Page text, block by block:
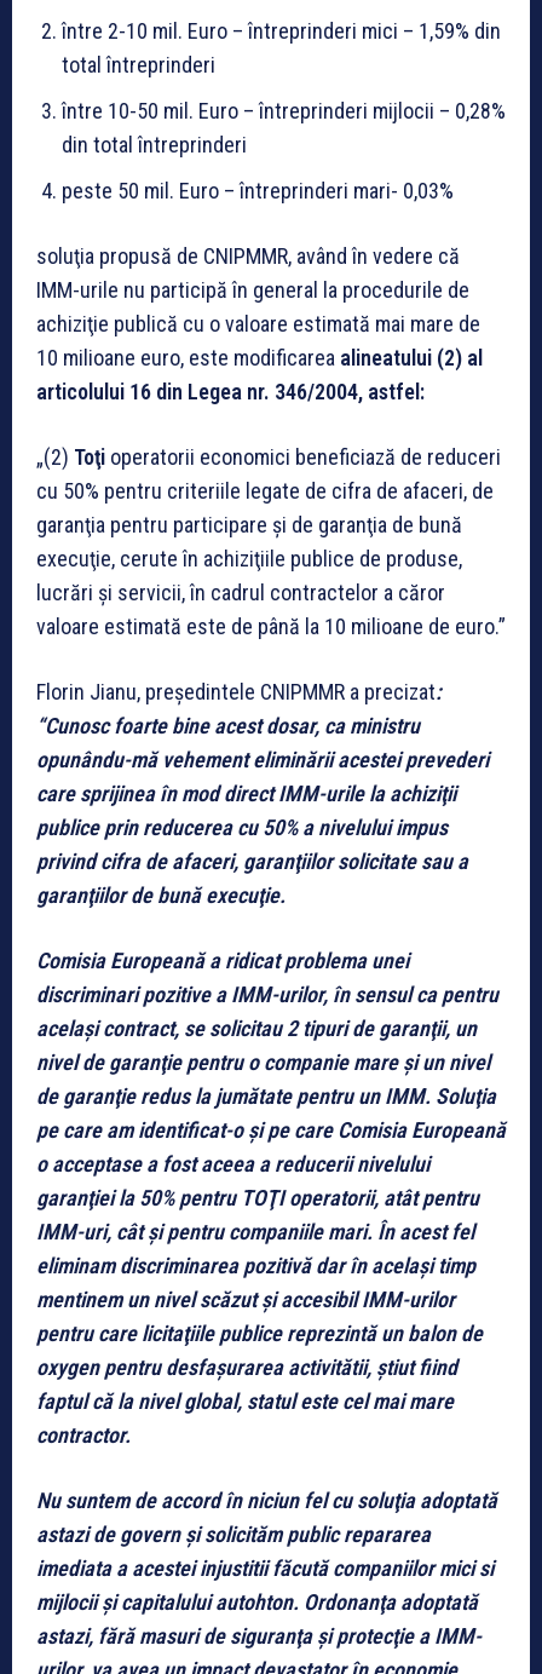
între 2-10 mil. Euro – întreprinderi mici – 1,59% din
total întreprinderi
între 10-50 mil. Euro – întreprinderi mijlocii – 0,28%
din total întreprinderi
peste 50 mil. Euro – întreprinderi mari- 0,03%
soluţia propusă de CNIPMMR, având în vedere că
IMM-urile nu participă în general la procedurile de
achiziţie publică cu o valoare estimată mai mare de
10 milioane euro, este modificarea a lineatului (2) al
articolului 16 din Legea nr. 346/2004, astfel:
„(2) Toţi operatorii economici beneficiază de reduceri
cu 50% pentru criteriile legate de cifra de afaceri, de
garanţia pentru participare şi de garanţia de bună
execuţie, cerute în achiziţiile publice de produse,
lucrări şi servicii, în cadrul contractelor a căror
valoare estimată este de până la 10 milioane de euro.”
Florin Jianu, preşedintele CNIPMMR a precizat:
“Cunosc foarte bine acest dosar, ca ministru
opunându-mă vehement eliminării acestei prevederi
care sprijinea în mod direct IMM-urile la achiziţii
publice prin reducerea cu 50% a nivelului impus
privind cifra de afaceri, garanţiilor solicitate sau a
garanţiilor de bună execuţie.
Comisia Europeană a ridicat problema unei
discriminari pozitive a IMM-urilor, în sensul ca pentru
acelaşi contract, se solicitau 2 tipuri de garanţii, un
nivel de garanţie pentru o companie mare şi un nivel
de garanţie redus la jumătate pentru un IMM. Soluţia
pe care am identificat-o şi pe care Comisia Europeană
o acceptase a fost aceea a reducerii nivelului
garanţiei la 50% pentru TOŢI operatorii, atât pentru
IMM-uri, cât şi pentru companiile mari. În acest fel
eliminam discriminarea pozitivă dar în acelaşi timp
mentinem un nivel scăzut şi accesibil IMM-urilor
pentru care licitaţiile publice reprezintă un balon de
oxygen pentru desfaşurarea activitătii, ştiut fiind
faptul că la nivel global, statul este cel mai mare
contractor.
Nu suntem de accord în niciun fel cu soluţia adoptată
astazi de govern şi solicităm public repararea
imediata a acestei injustitii făcută companiilor mici si
mijlocii şi capitalului autohton. Ordonanţa adoptată
astazi, fără masuri de siguranţa şi protecţie a IMM-